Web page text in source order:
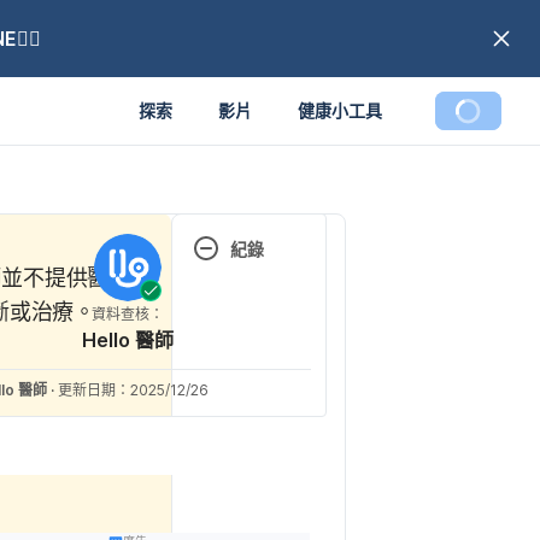
探索 影片 健康小工具
不提供醫療
或治療。
紀錄
26
資料查核：
Hello 醫師
醫師 · 更新日期：2025/12/26